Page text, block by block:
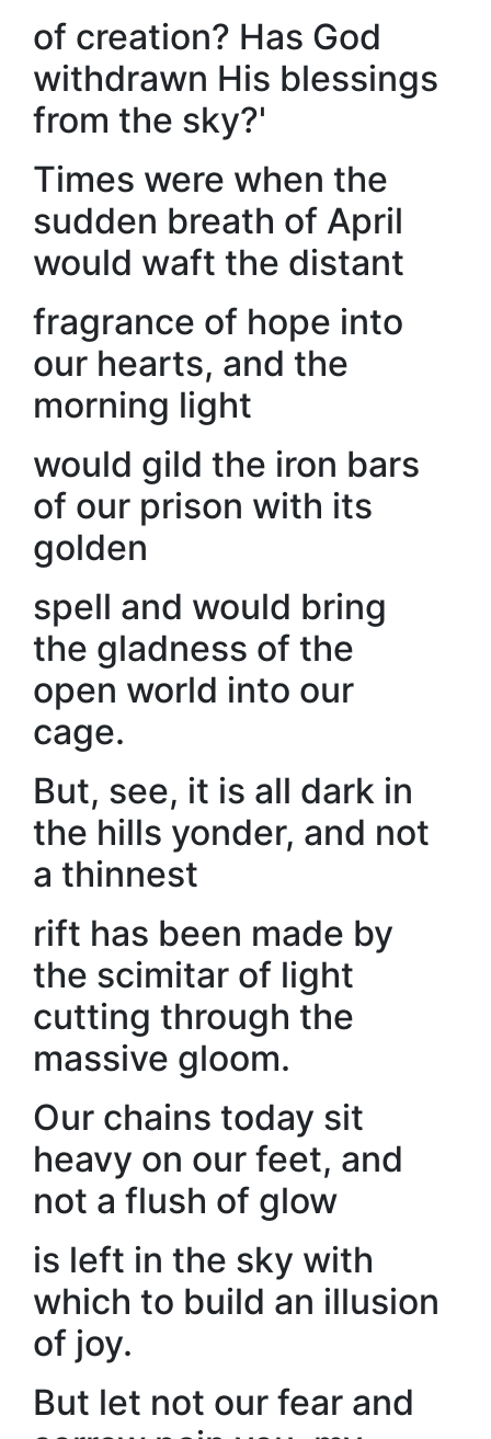
of creation? Has God
withdrawn His blessings
from the sky?'
Times were when the
sudden breath of April
would waft the distant
fragrance of hope into
our hearts, and the
morning light
would gild the iron bars
of our prison with its
golden
spell and would bring
the gladness of the
open world into our
cage.
But, see, it is all dark in
the hills yonder, and not
a thinnest
rift has been made by
the scimitar of light
cutting through the
massive gloom.
Our chains today sit
heavy on our feet, and
not a flush of glow
is left in the sky with
which to build an illusion
of joy.
But let not our fear and